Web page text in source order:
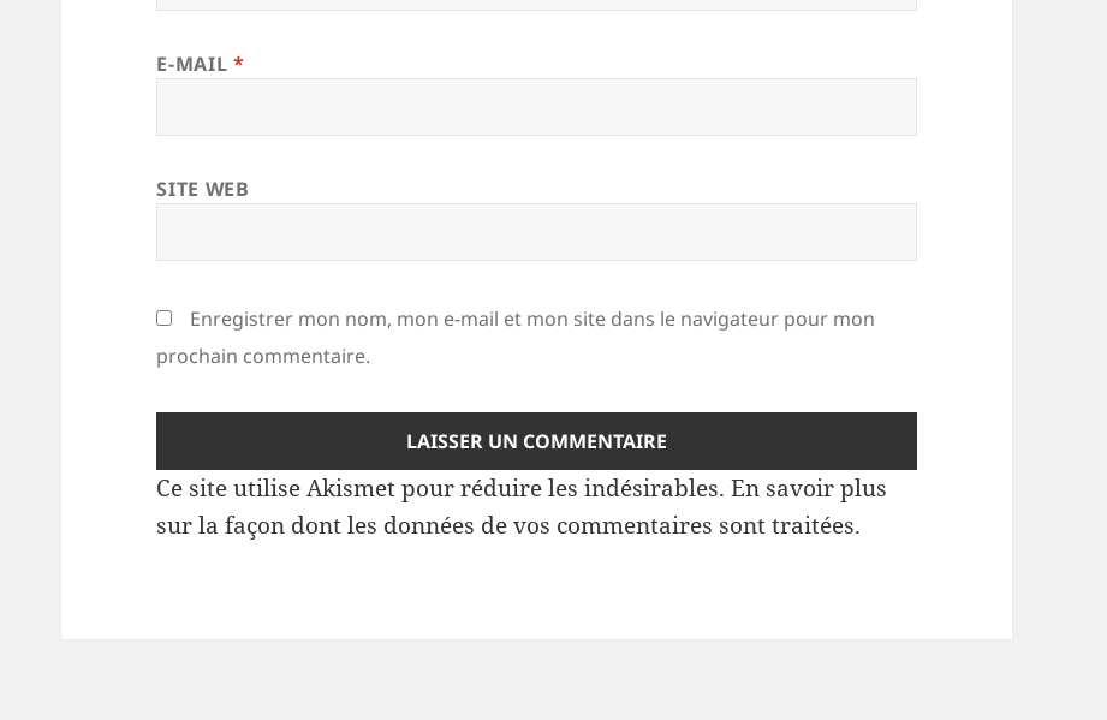
E-MAIL *
SITE WEB
Enregistrer mon nom, mon e-mail et mon site dans le navigateur pour mon
prochain commentaire.
Ce site utilise Akismet pour réduire les indésirables.En savoir plus
sur la façon dont les données de vos commentaires sont traitées.